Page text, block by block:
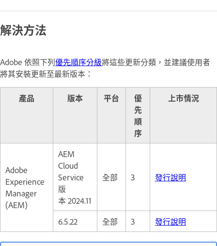
解決方法
Adobe 依照下列優先順序分級將這些更新分類，並建議使用者
將其安裝更新至最新版本：
產品 版本 平台
優
先
順
序
上市情況
Adobe
Experience
Manager
(AEM)
AEM
Cloud
Service
版
本 2024.11
全部 3 發行說明
6.5.22 全部 3 發行說明